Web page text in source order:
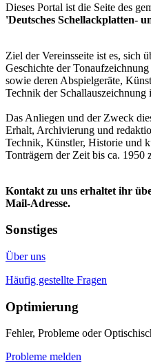
Dieses Portal ist die Seite des
'Deutsches Schellackplatten-
Ziel der Vereinsseite ist es, sich
Geschichte der
sowie deren Abspielgeräte,
Technik der
Das Anliegen und der Zweck
Erhalt, Archivierung und
Technik, Künstler, Historie und
Tonträgern der Zeit bis ca. 1950
Kontakt zu uns erhaltet ihr
Mail-Adresse.
Sonstiges
Über uns
Häufig gestellte Fragen
Optimierung
Fehler, Probleme oder
Probleme melden